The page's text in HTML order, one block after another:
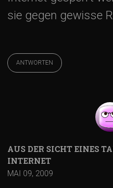
sie gegen gewisse
ANTWORTEN
AUS DER SICHT EINES
INTERNET
MAI 09, 2009